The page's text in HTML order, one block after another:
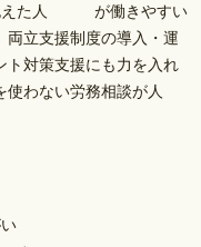
た人　　　が働きやすい
両立支援制度の導入・運
ト対策支援にも力を入れ
わない労務相談が人